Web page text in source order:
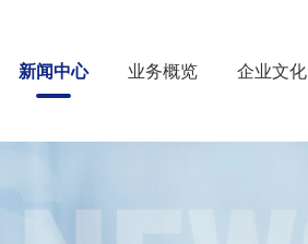
新闻中心 业务概览 企业文化